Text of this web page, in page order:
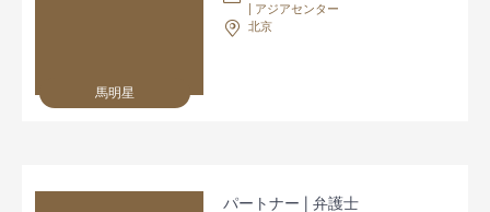
馬明星
| アジアセンター
北京
パートナー | 弁護士